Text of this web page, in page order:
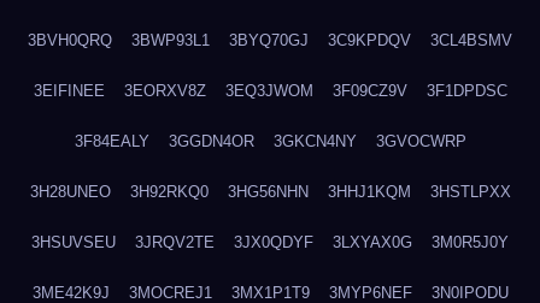
3BVH0QRQ 3BWP93L1 3BYQ70GJ 3C9KPDQV 3CL4BSMV
3EIFINEE 3EORXV8Z 3EQ3JWOM 3F09CZ9V 3F1DPDSC
3F84EALY 3GGDN4OR 3GKCN4NY 3GVOCWRP
3H28UNEO 3H92RKQ0 3HG56NHN 3HHJ1KQM 3HSTLPXX
3HSUVSEU 3JRQV2TE 3JX0QDYF 3LXYAX0G 3M0R5J0Y
3ME42K9J 3MOCREJ1 3MX1P1T9 3MYP6NEF 3N0IPODU